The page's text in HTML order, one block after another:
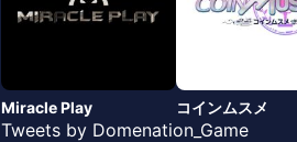
Miracle Play コインムスメ
Tweets by Domenation_Game